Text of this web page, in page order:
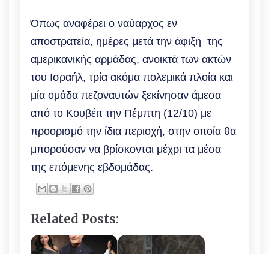
Όπως αναφέρει ο ναύαρχος εν
αποστρατεία, ημέρες μετά την άφιξη της
αμερικανικής αρμάδας, ανοικτά των ακτών
του Ισραήλ, τρία ακόμα πολεμικά πλοία και
μία ομάδα πεζοναυτών ξεκίνησαν άμεσα
από το Κουβέιτ την Πέμπτη (12/10) με
προορισμό την ίδια περιοχή, στην οποία θα
μπορούσαν να βρίσκονται μέχρι τα μέσα
της επόμενης εβδομάδας.
Related Posts: